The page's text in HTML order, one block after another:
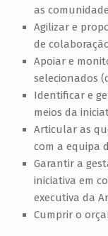
as
Agilizar e
de
Apoiar e
selecionados
Identificar e
meios da
Articular as
com a equipa
Garantir a
iniciativa em
executiva da
Cumprir o